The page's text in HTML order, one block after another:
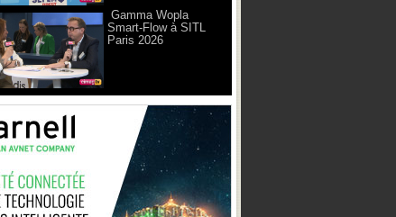
Gamma Wopla
Smart-Flow à SITL
Paris 2026